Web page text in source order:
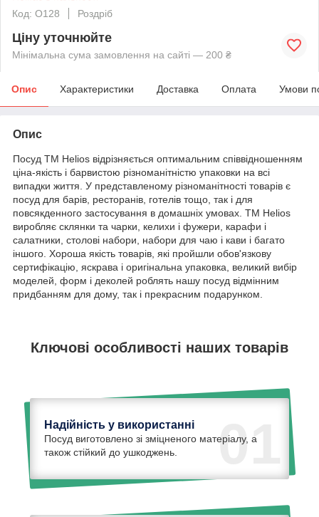
Код: O128
Роздріб
Ціну уточнюйте
Мінімальна сума замовлення на сайті — 200 ₴
Опис Характеристики Доставка Оплата Умови
Опис
Посуд TM Helios відрізняється оптимальним співвідношенням
ціна-якість і барвистою різноманітністю упаковки на всі
випадки життя. У представленому різноманітності товарів є
посуд для барів, ресторанів, готелів тощо, так і для
повсякденного застосування в домашніх умовах. TM Helios
виробляє склянки та чарки, келихи і фужери, карафи і
салатники, столові набори, набори для чаю і кави і багато
іншого. Хороша якість товарів, які пройшли обов'язкову
сертифікацію, яскрава і оригінальна упаковка, великий вибір
моделей, форм і деколей роблять нашу посуд відмінним
придбанням для дому, так і прекрасним подарунком.
Ключові особливості наших товарів
01
Надійність у використанні
Посуд виготовлено зі зміцненого матеріалу, а
також стійкий до ушкоджень.